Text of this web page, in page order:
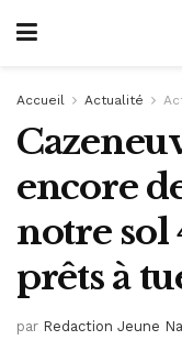
Accueil Actualité
encore
notre sol
prêts à
par Redaction Jeune